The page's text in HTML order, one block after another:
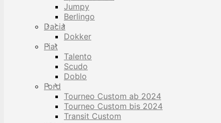
Jumpy
Berlingo
Dacia
Dokker
Fiat
Talento
Scudo
Doblo
Ford
Tourneo Custom ab 2024
Tourneo Custom bis 2024
Transit Custom